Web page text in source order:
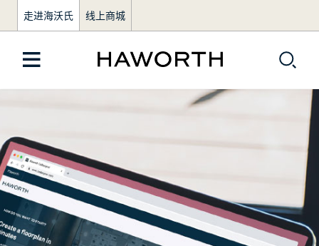
走进海沃氏 线上商城